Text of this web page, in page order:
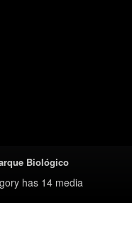
Biológico
has 14 media